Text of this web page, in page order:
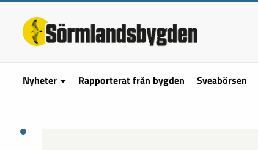
Nyheter Rapporterat från bygden Sveabörsen